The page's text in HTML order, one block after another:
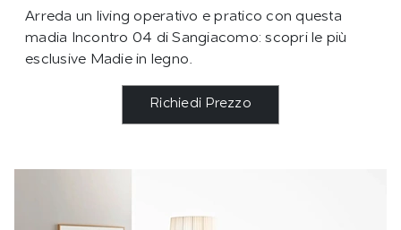
Arreda un living operativo e pratico con questa
madia Incontro 04 di Sangiacomo: scopri le più
esclusive Madie in legno.
Richiedi Prezzo